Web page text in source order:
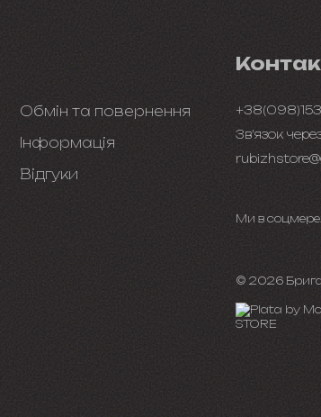
Обмін та повернення
Інформація
Відгуки
Зв'язок
Ми в
© 2026